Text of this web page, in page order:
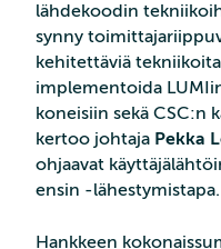
lähdekoodin
synny
kehitettäviä
implementoida
koneisiin sekä CSC:n
kertoo johtaja Pekka
ohjaavat
ensin -lähestymistapa.
Hankkeen